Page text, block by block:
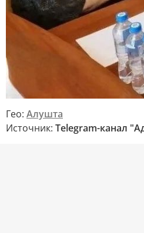
Гео: Алушта
Источник: Telegram-канал